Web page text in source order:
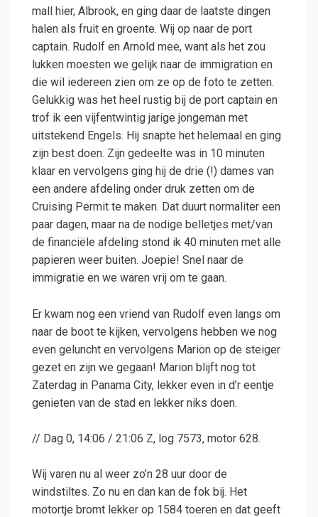
mall hier, Albrook, en ging daar de laatste dingen
halen als fruit en groente. Wij op naar de port
captain. Rudolf en Arnold mee, want als het zou
lukken moesten we gelijk naar de immigration en
die wil iedereen zien om ze op de foto te zetten.
Gelukkig was het heel rustig bij de port captain en
trof ik een vijfentwintig jarige jongeman met
uitstekend Engels. Hij snapte het helemaal en ging
zijn best doen. Zijn gedeelte was in 10 minuten
klaar en vervolgens ging hij de drie (!) dames van
een andere afdeling onder druk zetten om de
Cruising Permit te maken. Dat duurt normaliter een
paar dagen, maar na de nodige belletjes met/van
de financiële afdeling stond ik 40 minuten met alle
papieren weer buiten. Joepie! Snel naar de
immigratie en we waren vrij om te gaan.
Er kwam nog een vriend van Rudolf even langs om
naar de boot te kijken, vervolgens hebben we nog
even geluncht en vervolgens Marion op de steiger
gezet en zijn we gegaan! Marion blijft nog tot
Zaterdag in Panama City, lekker even in d’r eentje
genieten van de stad en lekker niks doen.
// Dag 0, 14:06 / 21:06 Z, log 7573, motor 628.
Wij varen nu al weer zo’n 28 uur door de
windstiltes. Zo nu en dan kan de fok bij. Het
motortje bromt lekker op 1584 toeren en dat geeft